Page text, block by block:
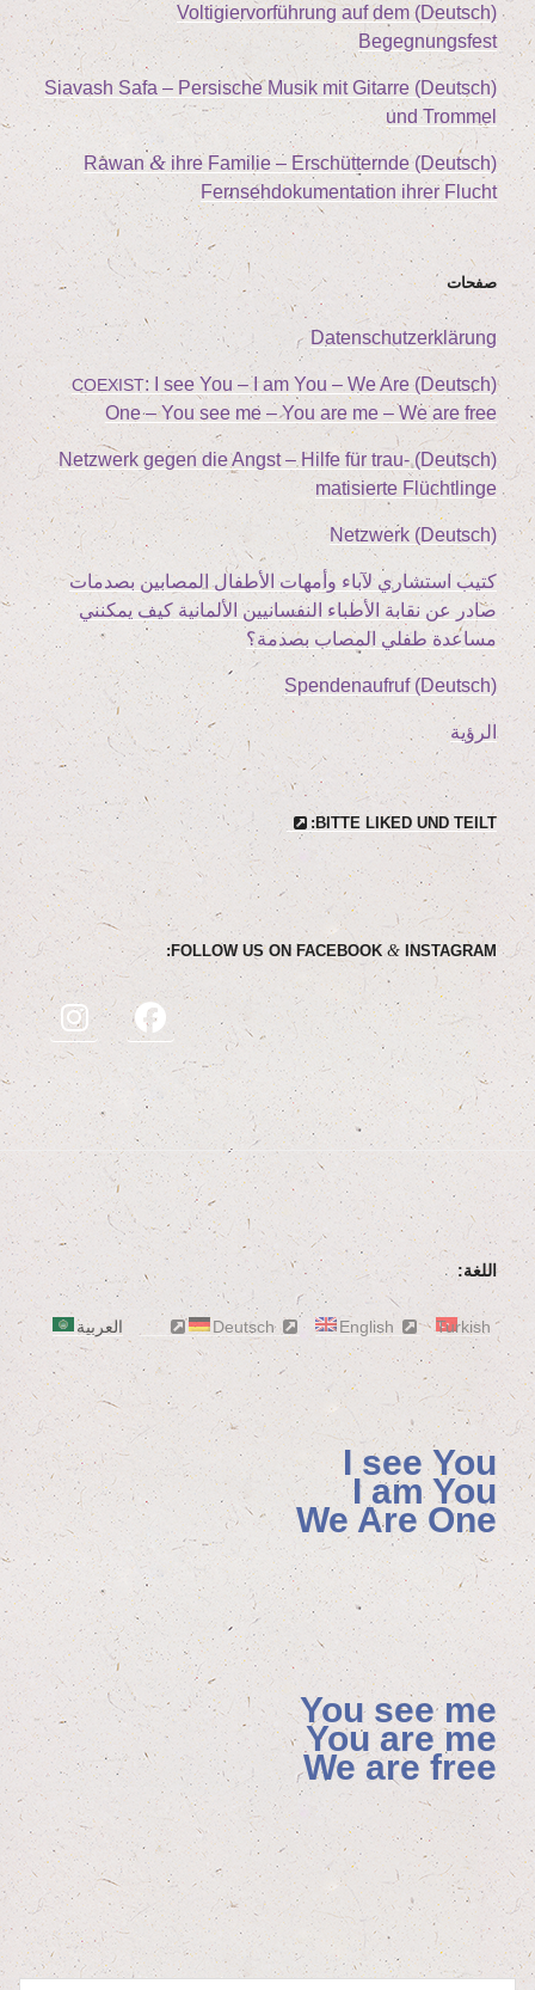
(Deutsch) Vol­ti­gier­vor­füh­rung auf dem
Begegnungsfest
(Deutsch) Sia­vash Safa – Per­si­sche Musik mit Gitar­re
und Trommel
(Deutsch) Rawan
& ihre Fami­lie – Erschüt­tern­de
Fern­seh­do­ku­men­ta­ti­on ihrer Flucht
صفحات
Daten­schutz­er­klä­rung
(Deutsch)
COEXIST: I see You – I am You – We Are
One – You see me – You are me – We are free
(Deutsch) Netz­werk gegen die Angst – Hil­fe für trau­
ma­ti­sier­te Flüchtlinge
(Deutsch) Netz­werk
كتيب استشاري لآباء وأمهات الأطفال المصابين بصدمات
صادر عن نقابة الأطباء النفسانيين الألمانية كيف يمكنني
مساعدة طفلي المصاب بصدمة؟
(Deutsch) Spen­den­auf­ruf
الرؤية
BIT­TE LIK­ED UND TEILT:
FOL­LOW US ON FACE­BOOK& INSTAGRAM:
اللغة:
Deutsch English Turkish العربية
I see You
I am You
We Are One
You see me
You are me
We are free